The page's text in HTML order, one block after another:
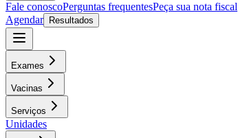
Fale conoscoPerguntas frequentesPeça sua nota fiscal
Agendar
Resultados
Exames
Vacinas
Serviços
Unidades